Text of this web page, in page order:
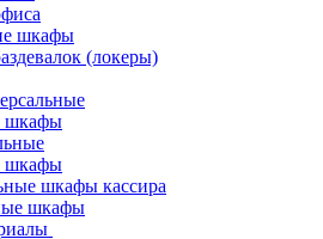
шкафы
(локеры)
шкафы
шкафы
шкафы кассира
шкафы